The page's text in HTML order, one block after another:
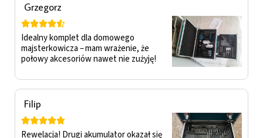
Grzegorz

Idealny komplet dla domowego
majsterkowicza – mam wrażenie, że
połowy akcesoriów nawet nie zużyję!
Filip

Rewelacja! Drugi akumulator okazał się